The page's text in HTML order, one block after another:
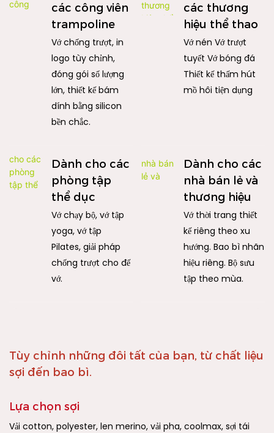
các công viên
trampoline
Vớ chống trượt, in
logo tùy chỉnh,
đóng gói số lượng
lớn, thiết kế bám
dính bằng silicon
bền chắc.
các thương
hiệu thể thao
Vớ nén Vớ trượt
tuyết Vớ bóng đá
Thiết kế thấm hút
mồ hôi tiện dụng
Dành cho các
phòng tập
thể dục
Vớ chạy bộ, vớ tập
yoga, vớ tập
Pilates, giải pháp
chống trượt cho đế
vớ.
Dành cho các
nhà bán lẻ và
thương hiệu
Vớ thời trang thiết
kế riêng theo xu
hướng. Bao bì nhãn
hiệu riêng. Bộ sưu
tập theo mùa.
Tùy chỉnh những đôi tất của bạn, từ chất liệu
sợi đến bao bì.
Lựa chọn sợi
Vải cotton, polyester, len merino, vải pha, coolmax, sợi tái